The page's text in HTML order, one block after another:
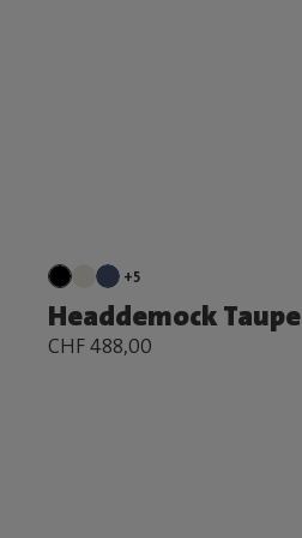
+5
Headdemock Taupe
CHF 488,00